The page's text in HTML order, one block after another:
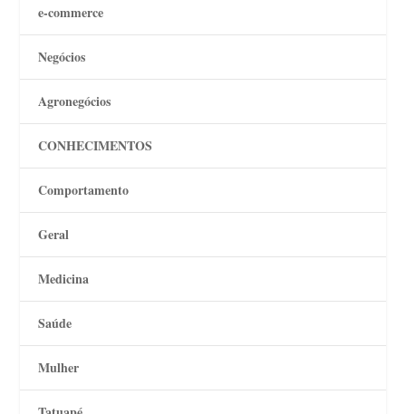
e-commerce
Negócios
Agronegócios
CONHECIMENTOS
Comportamento
Geral
Medicina
Saúde
Mulher